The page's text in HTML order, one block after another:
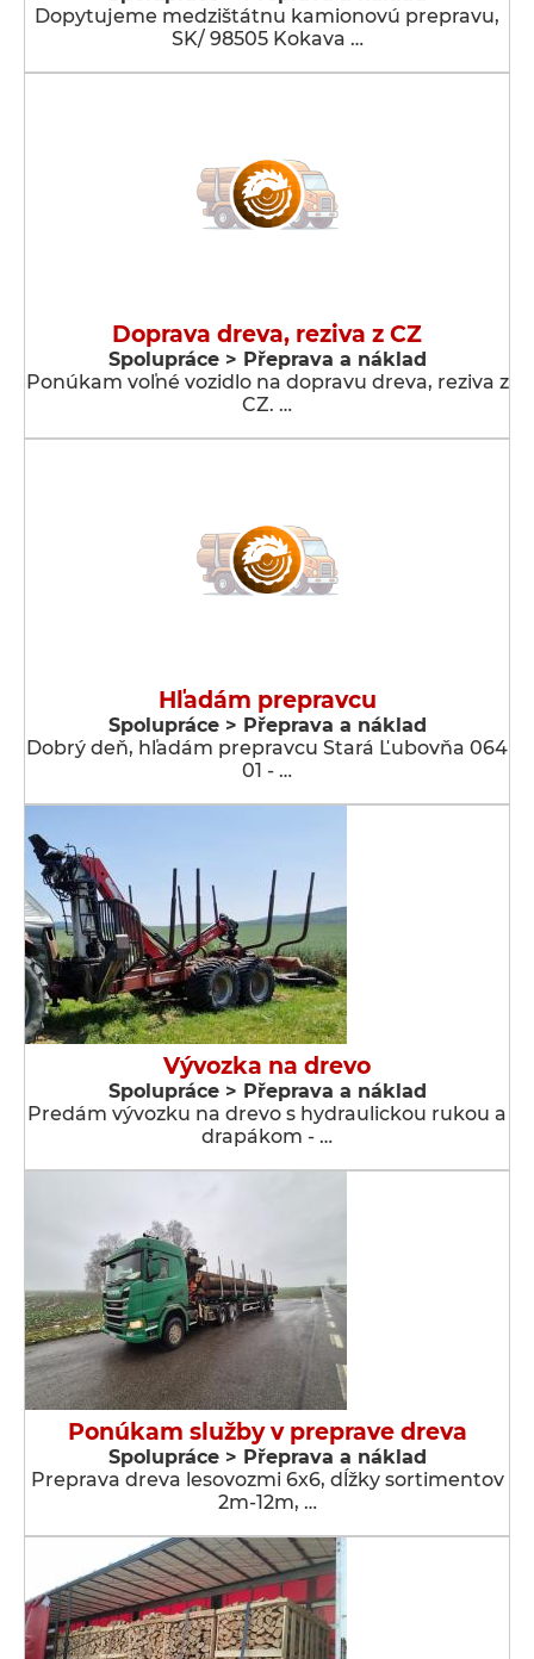
Dopytujeme medzištátnu kamionovú prepravu,
SK/ 98505 Kokava …
Doprava dreva, reziva z CZ
Spolupráce > Přeprava a náklad
Ponúkam voľné vozidlo na dopravu dreva, reziva z
CZ. …
Hľadám prepravcu
Spolupráce > Přeprava a náklad
Dobrý deň, hľadám prepravcu Stará Ľubovňa 064
01 - …
Vývozka na drevo
Spolupráce > Přeprava a náklad
Predám vývozku na drevo s hydraulickou rukou a
drapákom - …
Ponúkam služby v preprave dreva
Spolupráce > Přeprava a náklad
Preprava dreva lesovozmi 6x6, dĺžky sortimentov
2m-12m, …